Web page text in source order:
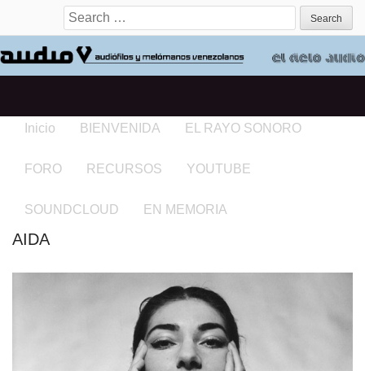
Search for:
Inicio BIENVENIDA EL RAYO SONORO
FORO RECURSOS YOUTUBE
SOUNDCLOUD EN MEMORIA
AIDA